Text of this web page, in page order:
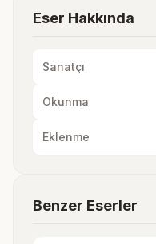
Eser Hakkında
Sanatçı
Okunma
Eklenme
Benzer Eserler